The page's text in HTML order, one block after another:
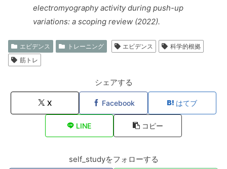
electromyography activity during push-up
variations: a scoping review (2022).
エビデンス トレーニング エビデンス
科学的根拠
筋トレ
シェアする
X Facebook はてブ
LINE コピー
self_studyをフォローする